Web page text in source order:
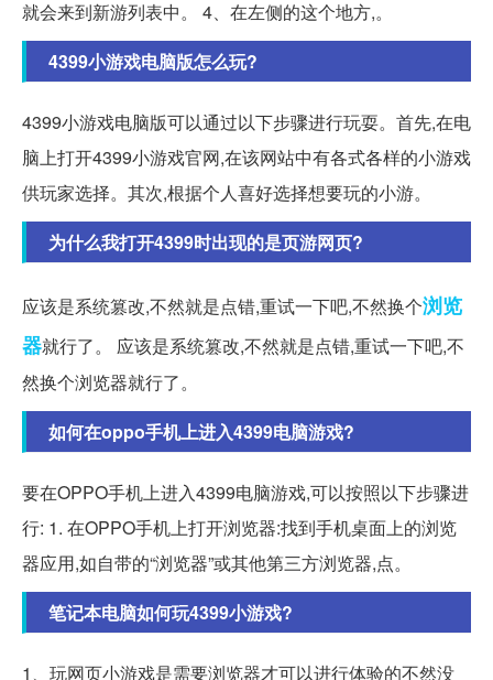
就会来到新游列表中。 4、在左侧的这个地方,。
4399小游戏电脑版怎么玩?
4399小游戏电脑版可以通过以下步骤进行玩耍。首先,在电
脑上打开4399小游戏官网,在该网站中有各式各样的小游戏
供玩家选择。其次,根据个人喜好选择想要玩的小游。
为什么我打开4399时出现的是页游网页?
应该是系统篡改,不然就是点错,重试一下吧,不然换个浏览
器就行了。 应该是系统篡改,不然就是点错,重试一下吧,不
然换个浏览器就行了。
如何在oppo手机上进入4399电脑游戏?
要在OPPO手机上进入4399电脑游戏,可以按照以下步骤进
行: 1. 在OPPO手机上打开浏览器:找到手机桌面上的浏览
器应用,如自带的“浏览器”或其他第三方浏览器,点。
笔记本电脑如何玩4399小游戏?
1、玩网页小游戏是需要浏览器才可以进行体验的不然没